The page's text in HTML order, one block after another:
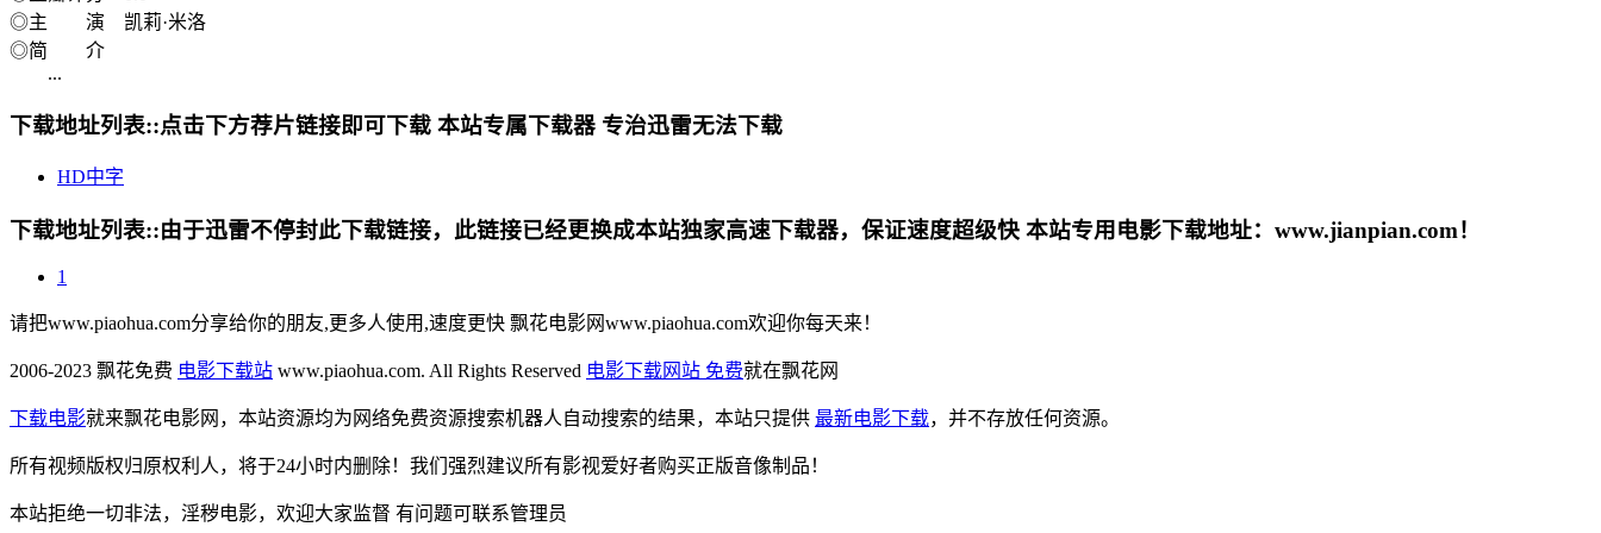
◎主 演 凯莉·米洛
◎简 介
...
下载地址列表::点击下方荐片链接即可下载 本站专属下载器 专治迅雷无法下载
HD中字
下载地址列表::由于迅雷不停封此下载链接，此链接已经更换成本站独家高速下载器，保证速度超级快 本站专用电影下载地址：www.jianpian.com！
1
请把www.piaohua.com分享给你的朋友,更多人使用,速度更快 飘花电影网www.piaohua.com欢迎你每天来！
2006-2023 飘花免费 电影下载站 www.piaohua.com. All Rights Reserved 电影下载网站 免费就在飘花网
下载电影就来飘花电影网，本站资源均为网络免费资源搜索机器人自动搜索的结果，本站只提供 最新电影下载，并不存放任何资源。
所有视频版权归原权利人，将于24小时内删除！我们强烈建议所有影视爱好者购买正版音像制品！
本站拒绝一切非法，淫秽电影，欢迎大家监督 有问题可联系管理员